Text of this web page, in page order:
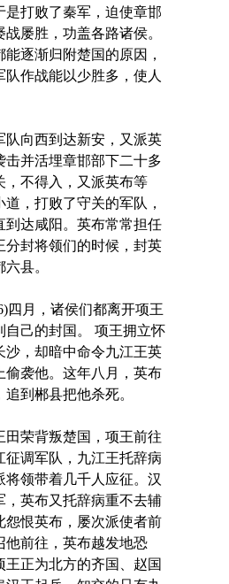
是打败了秦军，迫使章邯
屡胜，功盖各路诸侯。
逐渐归附楚国的原因，
队作战能以少胜多，使人
向西到达新安，又派英
击并活埋章邯部下二十多
，不得入，又派英布等
道，打败了守关的军队，
到达咸阳。英布常常担任
分封将领们的时候，封英
县。
月，诸侯们都离开项王
自己的封国。 项王拥立怀
沙，却暗中命令九江王英
偷袭他。这年八月，英布
到郴县把他杀死。
荣背叛楚国，项王前往
征调军队，九江王托辞病
将领带着几千人应征。汉
，英布又托辞病重不去辅
怨恨英布，屡次派使者前
他前往，英布越发地恐
王正为北方的齐国、赵国